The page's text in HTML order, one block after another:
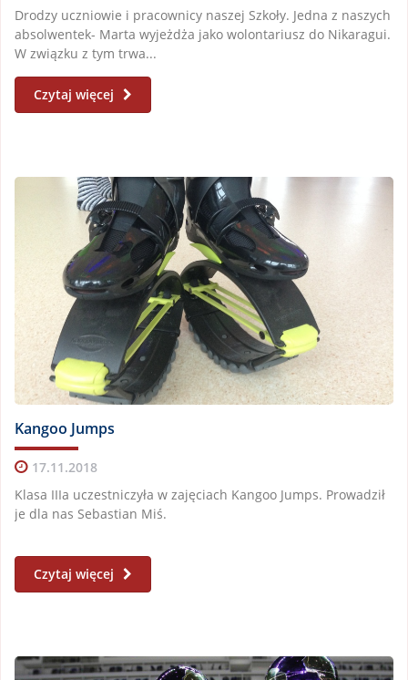
Drodzy uczniowie i pracownicy naszej Szkoły. Jedna z naszych
absolwentek- Marta wyjeżdża jako wolontariusz do Nikaragui.
W związku z tym trwa...
Czytaj więcej
Kangoo Jumps
17.11.2018
Klasa IIIa uczestniczyła w zajęciach Kangoo Jumps. Prowadził
je dla nas Sebastian Miś.
Czytaj więcej